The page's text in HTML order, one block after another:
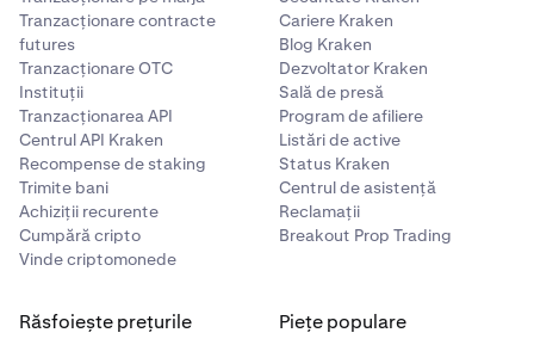
Tranzacționare contracte
futures
Tranzacționare OTC
Instituții
Tranzacționarea API
Centrul API Kraken
Recompense de staking
Trimite bani
Achiziții recurente
Cumpără cripto
Vinde criptomonede
Cariere Kraken
Blog Kraken
Dezvoltator Kraken
Sală de presă
Program de afiliere
Listări de active
Status Kraken
Centrul de asistență
Reclamații
Breakout Prop Trading
Răsfoiește prețurile Piețe populare